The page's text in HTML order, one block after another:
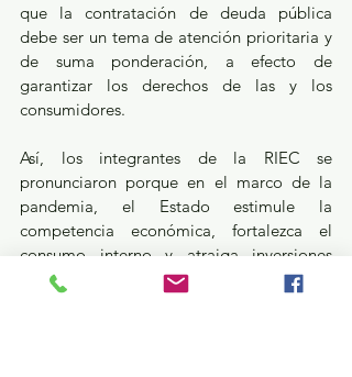
que la contratación de deuda pública
debe ser un tema de atención prioritaria y
de suma ponderación, a efecto de
garantizar los derechos de las y los
consumidores.
Así, los integrantes de la RIEC se
pronunciaron porque en el marco de la
pandemia, el Estado estimule la
competencia económica, fortalezca el
consumo interno y atraiga inversiones
extranjeras directas. En este tenor,